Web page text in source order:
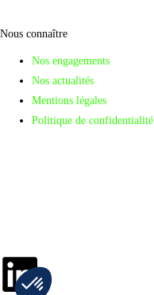
Nous connaître
Nos engagements
Nos actualités
Mentions légales
Politique de confidentialité